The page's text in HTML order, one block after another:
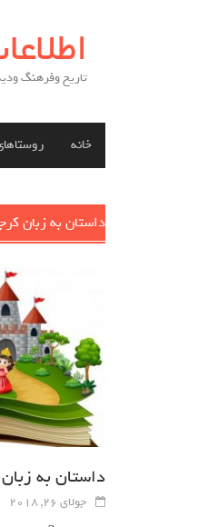
تاریخ وفرهنگ
خانه
داستان به زبان
داستان به
جولای 26, 2018